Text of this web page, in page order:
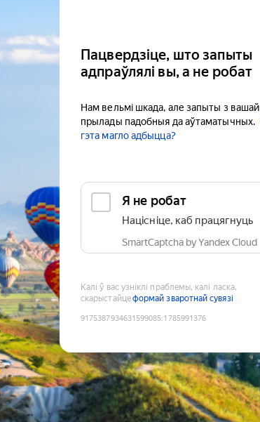
Пацвердзіце, што запыты
адпраўлялі вы, а не робат
Нам вельмі шкада, але запыты з вашай
прылады падобныя да аўтаматычных.
гэта магло адбыцца?
Я не робат
Націсніце, каб працягнуць
SmartCaptcha by Yandex Cloud
Калі ў вас узніклі праблемы, калі ласка,
скарыстайцеформай зваротнай сувязі
9175387934631599085:1785991376